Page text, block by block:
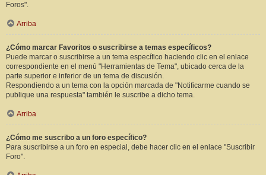
Foros".
Arriba
¿Cómo marcar Favoritos o suscribirse a temas específicos?
Puede marcar o suscribirse a un tema específico haciendo clic en el enlace
correspondiente en el menú "Herramientas de Tema", ubicado cerca de la
parte superior e inferior de un tema de discusión.
Respondiendo a un tema con la opción marcada de "Notificarme cuando se
publique una respuesta" también le suscribe a dicho tema.
Arriba
¿Cómo me suscribo a un foro específico?
Para suscribirse a un foro en especial, debe hacer clic en el enlace "Suscribir
Foro".